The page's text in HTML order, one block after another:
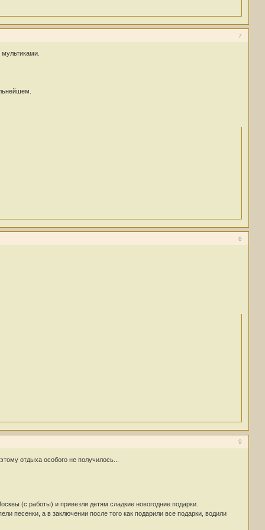
7
8
9
отдыха особого не получилось...
(с работы) и привезли детям сладкие новогодние подарки.
песенки, а в заключении после того как подарили все подарки, водили